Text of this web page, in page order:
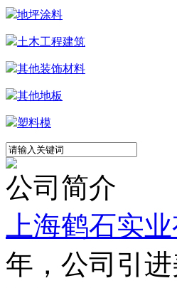
其他施工材料
地坪涂料
土木工程建筑
其他装饰材料
其他地板
塑料模
公司简介
上海鹤石实